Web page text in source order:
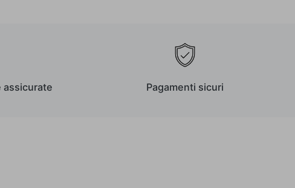
assicurate Pagamenti sicuri